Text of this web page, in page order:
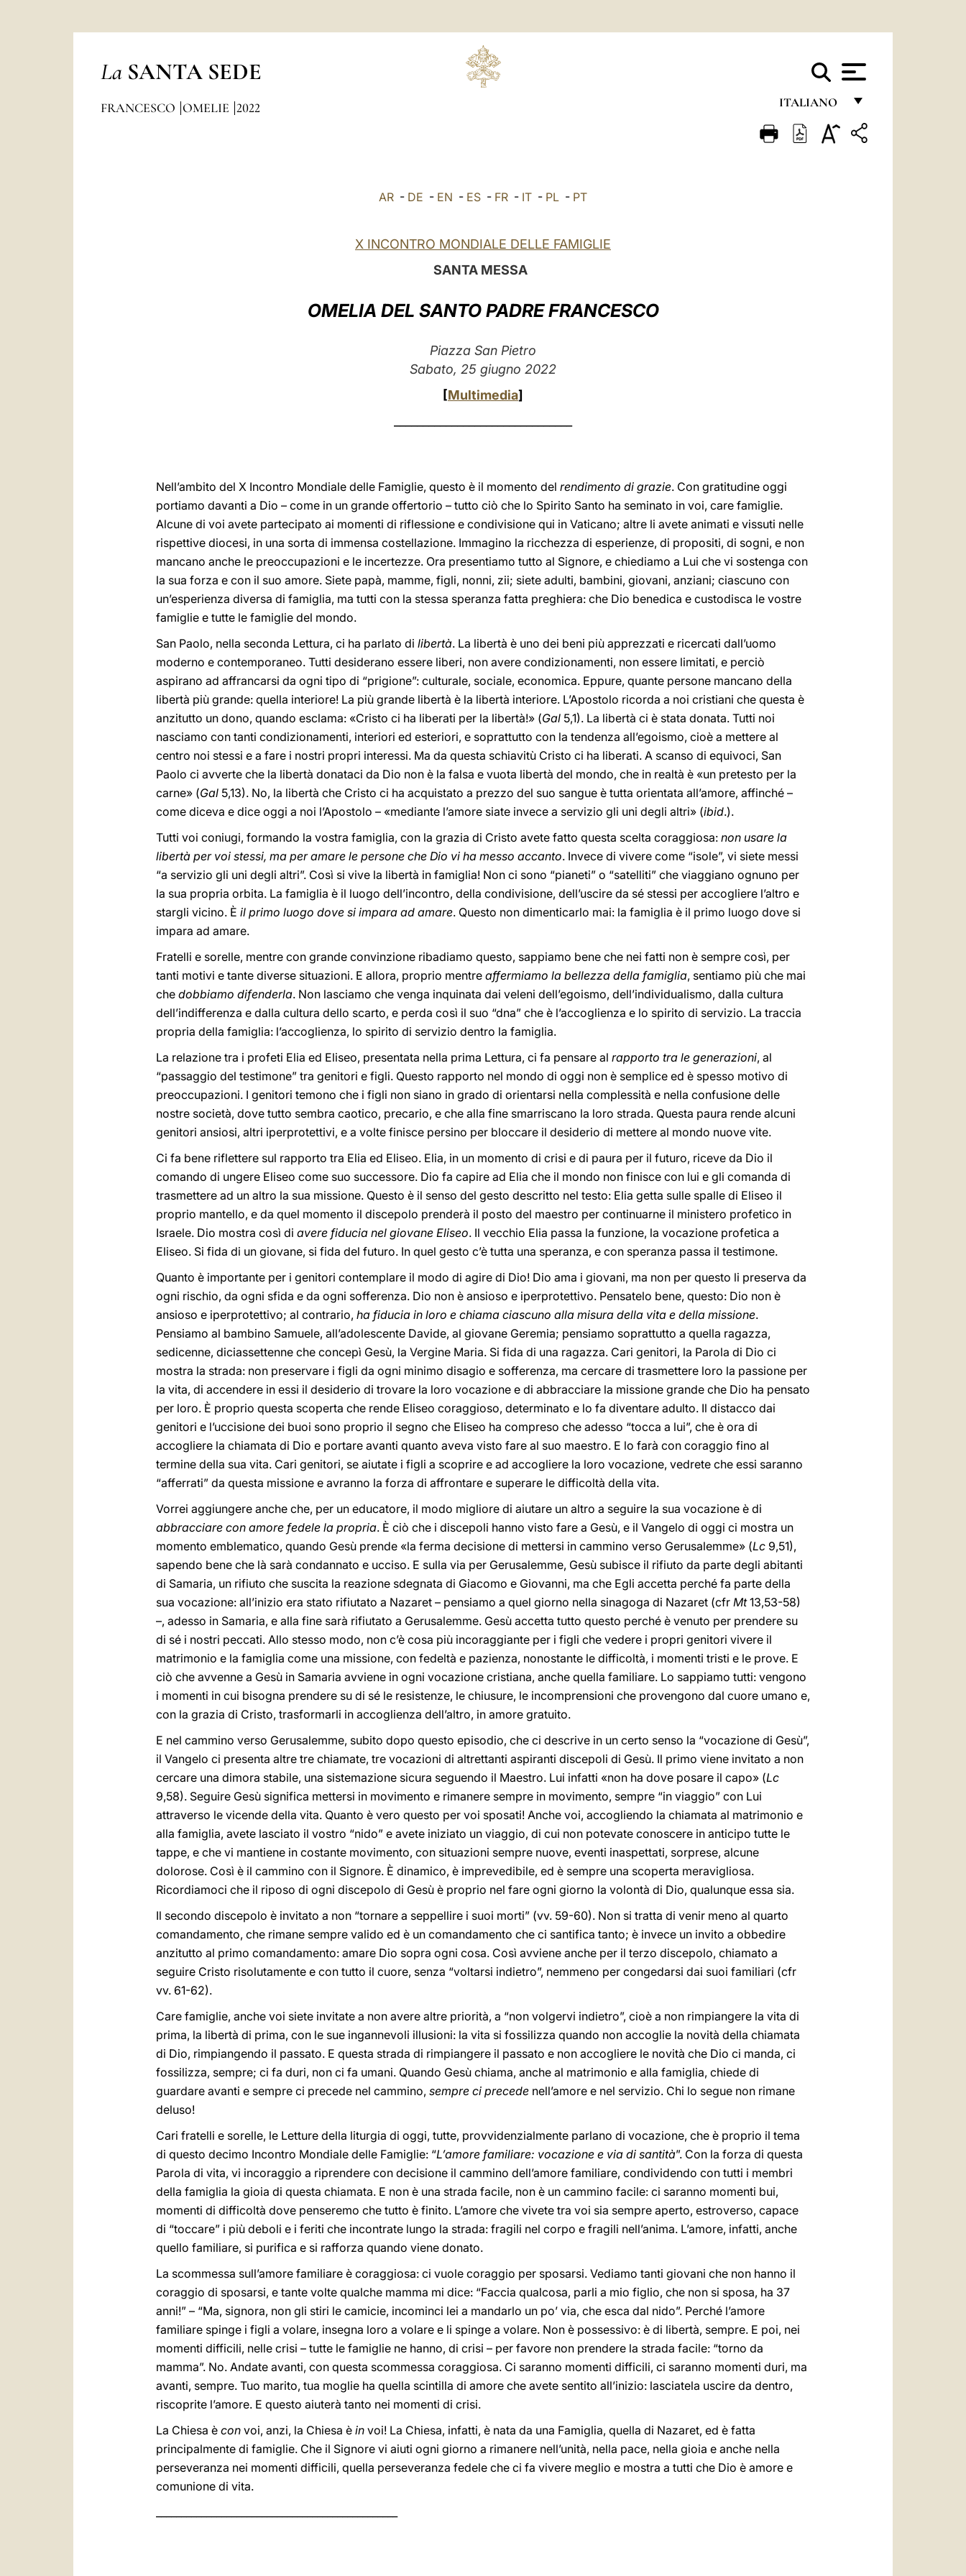
La SANTA SEDE
ITALIANO
FRANÇAIS
FRANCESCO OMELIE 2022
AR - DE - EN - ES - FR - IT - PL - PT
X INCONTRO MONDIALE DELLE FAMIGLIE
SANTA MESSA
OMELIA DEL SANTO PADRE FRANCESCO
Piazza San Pietro
Sabato, 25 giugno 2022
[Multimedia]
Nell’ambito del X Incontro Mondiale delle Famiglie, questo è il momento del rendimento di grazie. Con gratitudine oggi
portiamo davanti a Dio – come in un grande offertorio – tutto ciò che lo Spirito Santo ha seminato in voi, care famiglie.
Alcune di voi avete partecipato ai momenti di riflessione e condivisione qui in Vaticano; altre li avete animati e vissuti nelle
rispettive diocesi, in una sorta di immensa costellazione. Immagino la ricchezza di esperienze, di propositi, di sogni, e non
mancano anche le preoccupazioni e le incertezze. Ora presentiamo tutto al Signore, e chiediamo a Lui che vi sostenga con
la sua forza e con il suo amore. Siete papà, mamme, figli, nonni, zii; siete adulti, bambini, giovani, anziani; ciascuno con
un’esperienza diversa di famiglia, ma tutti con la stessa speranza fatta preghiera: che Dio benedica e custodisca le vostre
famiglie e tutte le famiglie del mondo.
San Paolo, nella seconda Lettura, ci ha parlato di libertà. La libertà è uno dei beni più apprezzati e ricercati dall’uomo
moderno e contemporaneo. Tutti desiderano essere liberi, non avere condizionamenti, non essere limitati, e perciò
aspirano ad affrancarsi da ogni tipo di “prigione”: culturale, sociale, economica. Eppure, quante persone mancano della
libertà più grande: quella interiore! La più grande libertà è la libertà interiore. L’Apostolo ricorda a noi cristiani che questa è
anzitutto un dono, quando esclama: «Cristo ci ha liberati per la libertà!» (Gal 5,1). La libertà ci è stata donata. Tutti noi
nasciamo con tanti condizionamenti, interiori ed esteriori, e soprattutto con la tendenza all’egoismo, cioè a mettere al
centro noi stessi e a fare i nostri propri interessi. Ma da questa schiavitù Cristo ci ha liberati. A scanso di equivoci, San
Paolo ci avverte che la libertà donataci da Dio non è la falsa e vuota libertà del mondo, che in realtà è «un pretesto per la
carne» (Gal 5,13). No, la libertà che Cristo ci ha acquistato a prezzo del suo sangue è tutta orientata all’amore, affinché –
come diceva e dice oggi a noi l’Apostolo – «mediante l’amore siate invece a servizio gli uni degli altri» (ibid.).
Tutti voi coniugi, formando la vostra famiglia, con la grazia di Cristo avete fatto questa scelta coraggiosa: non usare la
libertà per voi stessi, ma per amare le persone che Dio vi ha messo accanto. Invece di vivere come “isole”, vi siete messi
“a servizio gli uni degli altri”. Così si vive la libertà in famiglia! Non ci sono “pianeti” o “satelliti” che viaggiano ognuno per
la sua propria orbita. La famiglia è il luogo dell’incontro, della condivisione, dell’uscire da sé stessi per accogliere l’altro e
stargli vicino. È il primo luogo dove si impara ad amare. Questo non dimenticarlo mai: la famiglia è il primo luogo dove si
impara ad amare.
Fratelli e sorelle, mentre con grande convinzione ribadiamo questo, sappiamo bene che nei fatti non è sempre così, per
tanti motivi e tante diverse situazioni. E allora, proprio mentre affermiamo la bellezza della famiglia, sentiamo più che mai
che dobbiamo difenderla. Non lasciamo che venga inquinata dai veleni dell’egoismo, dell’individualismo, dalla cultura
dell’indifferenza e dalla cultura dello scarto, e perda così il suo “dna” che è l’accoglienza e lo spirito di servizio. La traccia
propria della famiglia: l’accoglienza, lo spirito di servizio dentro la famiglia.
La relazione tra i profeti Elia ed Eliseo, presentata nella prima Lettura, ci fa pensare al rapporto tra le generazioni, al
“passaggio del testimone” tra genitori e figli. Questo rapporto nel mondo di oggi non è semplice ed è spesso motivo di
preoccupazioni. I genitori temono che i figli non siano in grado di orientarsi nella complessità e nella confusione delle
nostre società, dove tutto sembra caotico, precario, e che alla fine smarriscano la loro strada. Questa paura rende alcuni
genitori ansiosi, altri iperprotettivi, e a volte finisce persino per bloccare il desiderio di mettere al mondo nuove vite.
Ci fa bene riflettere sul rapporto tra Elia ed Eliseo. Elia, in un momento di crisi e di paura per il futuro, riceve da Dio il
comando di ungere Eliseo come suo successore. Dio fa capire ad Elia che il mondo non finisce con lui e gli comanda di
trasmettere ad un altro la sua missione. Questo è il senso del gesto descritto nel testo: Elia getta sulle spalle di Eliseo il
proprio mantello, e da quel momento il discepolo prenderà il posto del maestro per continuarne il ministero profetico in
Israele. Dio mostra così di avere fiducia nel giovane Eliseo. Il vecchio Elia passa la funzione, la vocazione profetica a
Eliseo. Si fida di un giovane, si fida del futuro. In quel gesto c’è tutta una speranza, e con speranza passa il testimone.
Quanto è importante per i genitori contemplare il modo di agire di Dio! Dio ama i giovani, ma non per questo li preserva da
ogni rischio, da ogni sfida e da ogni sofferenza. Dio non è ansioso e iperprotettivo. Pensatelo bene, questo: Dio non è
ansioso e iperprotettivo; al contrario, ha fiducia in loro e chiama ciascuno alla misura della vita e della missione.
Pensiamo al bambino Samuele, all’adolescente Davide, al giovane Geremia; pensiamo soprattutto a quella ragazza,
sedicenne, diciassettenne che concepì Gesù, la Vergine Maria. Si fida di una ragazza. Cari genitori, la Parola di Dio ci
mostra la strada: non preservare i figli da ogni minimo disagio e sofferenza, ma cercare di trasmettere loro la passione per
la vita, di accendere in essi il desiderio di trovare la loro vocazione e di abbracciare la missione grande che Dio ha pensato
per loro. È proprio questa scoperta che rende Eliseo coraggioso, determinato e lo fa diventare adulto. Il distacco dai
genitori e l’uccisione dei buoi sono proprio il segno che Eliseo ha compreso che adesso “tocca a lui”, che è ora di
accogliere la chiamata di Dio e portare avanti quanto aveva visto fare al suo maestro. E lo farà con coraggio fino al
termine della sua vita. Cari genitori, se aiutate i figli a scoprire e ad accogliere la loro vocazione, vedrete che essi saranno
“afferrati” da questa missione e avranno la forza di affrontare e superare le difficoltà della vita.
Vorrei aggiungere anche che, per un educatore, il modo migliore di aiutare un altro a seguire la sua vocazione è di
abbracciare con amore fedele la propria. È ciò che i discepoli hanno visto fare a Gesù, e il Vangelo di oggi ci mostra un
momento emblematico, quando Gesù prende «la ferma decisione di mettersi in cammino verso Gerusalemme» (Lc 9,51),
sapendo bene che là sarà condannato e ucciso. E sulla via per Gerusalemme, Gesù subisce il rifiuto da parte degli abitanti
di Samaria, un rifiuto che suscita la reazione sdegnata di Giacomo e Giovanni, ma che Egli accetta perché fa parte della
sua vocazione: all’inizio era stato rifiutato a Nazaret – pensiamo a quel giorno nella sinagoga di Nazaret (cfr Mt13,53-58)
–, adesso in Samaria, e alla fine sarà rifiutato a Gerusalemme. Gesù accetta tutto questo perché è venuto per prendere su
di sé i nostri peccati. Allo stesso modo, non c’è cosa più incoraggiante per i figli che vedere i propri genitori vivere il
matrimonio e la famiglia come una missione, con fedeltà e pazienza, nonostante le difficoltà, i momenti tristi e le prove. E
ciò che avvenne a Gesù in Samaria avviene in ogni vocazione cristiana, anche quella familiare. Lo sappiamo tutti: vengono
i momenti in cui bisogna prendere su di sé le resistenze, le chiusure, le incomprensioni che provengono dal cuore umano e,
con la grazia di Cristo, trasformarli in accoglienza dell’altro, in amore gratuito.
E nel cammino verso Gerusalemme, subito dopo questo episodio, che ci descrive in un certo senso la “vocazione di Gesù”,
il Vangelo ci presenta altre tre chiamate, tre vocazioni di altrettanti aspiranti discepoli di Gesù. Il primo viene invitato a non
cercare una dimora stabile, una sistemazione sicura seguendo il Maestro. Lui infatti «non ha dove posare il capo» (Lc
9,58). Seguire Gesù significa mettersi in movimento e rimanere sempre in movimento, sempre “in viaggio” con Lui
attraverso le vicende della vita. Quanto è vero questo per voi sposati! Anche voi, accogliendo la chiamata al matrimonio e
alla famiglia, avete lasciato il vostro “nido” e avete iniziato un viaggio, di cui non potevate conoscere in anticipo tutte le
tappe, e che vi mantiene in costante movimento, con situazioni sempre nuove, eventi inaspettati, sorprese, alcune
dolorose. Così è il cammino con il Signore. È dinamico, è imprevedibile, ed è sempre una scoperta meravigliosa.
Ricordiamoci che il riposo di ogni discepolo di Gesù è proprio nel fare ogni giorno la volontà di Dio, qualunque essa sia.
Il secondo discepolo è invitato a non “tornare a seppellire i suoi morti” (vv. 59-60). Non si tratta di venir meno al quarto
comandamento, che rimane sempre valido ed è un comandamento che ci santifica tanto; è invece un invito a obbedire
anzitutto al primo comandamento: amare Dio sopra ogni cosa. Così avviene anche per il terzo discepolo, chiamato a
seguire Cristo risolutamente e con tutto il cuore, senza “voltarsi indietro”, nemmeno per congedarsi dai suoi familiari (cfr
vv. 61-62).
Care famiglie, anche voi siete invitate a non avere altre priorità, a “non volgervi indietro”, cioè a non rimpiangere la vita di
prima, la libertà di prima, con le sue ingannevoli illusioni: la vita si fossilizza quando non accoglie la novità della chiamata
di Dio, rimpiangendo il passato. E questa strada di rimpiangere il passato e non accogliere le novità che Dio ci manda, ci
fossilizza, sempre; ci fa duri, non ci fa umani. Quando Gesù chiama, anche al matrimonio e alla famiglia, chiede di
guardare avanti e sempre ci precede nel cammino, sempre ci precede nell’amore e nel servizio. Chi lo segue non rimane
deluso!
Cari fratelli e sorelle, le Letture della liturgia di oggi, tutte, provvidenzialmente parlano di vocazione, che è proprio il tema
di questo decimo Incontro Mondiale delle Famiglie: “L’amore familiare: vocazione e via di santità”. Con la forza di questa
Parola di vita, vi incoraggio a riprendere con decisione il cammino dell’amore familiare, condividendo con tutti i membri
della famiglia la gioia di questa chiamata. E non è una strada facile, non è un cammino facile: ci saranno momenti bui,
momenti di difficoltà dove penseremo che tutto è finito. L’amore che vivete tra voi sia sempre aperto, estroverso, capace
di “toccare” i più deboli e i feriti che incontrate lungo la strada: fragili nel corpo e fragili nell’anima. L’amore, infatti, anche
quello familiare, si purifica e si rafforza quando viene donato.
La scommessa sull’amore familiare è coraggiosa: ci vuole coraggio per sposarsi. Vediamo tanti giovani che non hanno il
coraggio di sposarsi, e tante volte qualche mamma mi dice: “Faccia qualcosa, parli a mio figlio, che non si sposa, ha 37
anni!” – “Ma, signora, non gli stiri le camicie, incominci lei a mandarlo un po’ via, che esca dal nido”. Perché l’amore
familiare spinge i figli a volare, insegna loro a volare e li spinge a volare. Non è possessivo: è di libertà, sempre. E poi, nei
momenti difficili, nelle crisi – tutte le famiglie ne hanno, di crisi – per favore non prendere la strada facile: “torno da
mamma”. No. Andate avanti, con questa scommessa coraggiosa. Ci saranno momenti difficili, ci saranno momenti duri, ma
avanti, sempre. Tuo marito, tua moglie ha quella scintilla di amore che avete sentito all’inizio: lasciatela uscire da dentro,
riscoprite l’amore. E questo aiuterà tanto nei momenti di crisi.
La Chiesa è con voi, anzi, la Chiesa è in voi! La Chiesa, infatti, è nata da una Famiglia, quella di Nazaret, ed è fatta
principalmente di famiglie. Che il Signore vi aiuti ogni giorno a rimanere nell’unità, nella pace, nella gioia e anche nella
perseveranza nei momenti difficili, quella perseveranza fedele che ci fa vivere meglio e mostra a tutti che Dio è amore e
comunione di vita.